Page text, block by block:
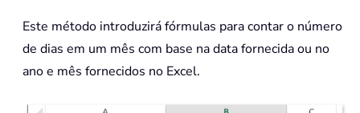
Este método introduzirá fórmulas para contar o número
de dias em um mês com base na data fornecida ou no
ano e mês fornecidos no Excel.